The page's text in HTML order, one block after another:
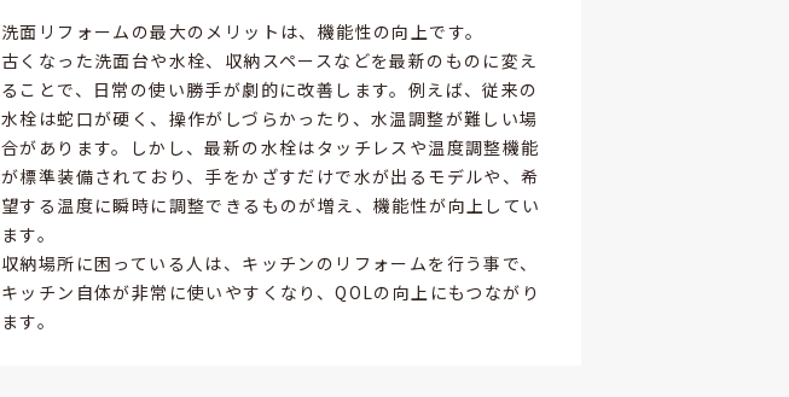
洗面リフォームの最大のメリットは、機能性の向上です。
古くなった洗面台や水栓、収納スペースなどを最新のものに変え
ることで、日常の使い勝手が劇的に改善します。例えば、従来の
水栓は蛇口が硬く、操作がしづらかったり、水温調整が難しい場
合があります。しかし、最新の水栓はタッチレスや温度調整機能
が標準装備されており、手をかざすだけで水が出るモデルや、希
望する温度に瞬時に調整できるものが増え、機能性が向上してい
ます。
収納場所に困っている人は、キッチンのリフォームを行う事で、
キッチン自体が非常に使いやすくなり、QOLの向上にもつながり
ます。